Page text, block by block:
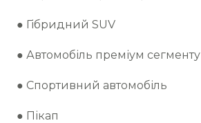
● Гібридний SUV
● Автомобіль преміум сегменту
● Спортивний автомобіль
● Пікап